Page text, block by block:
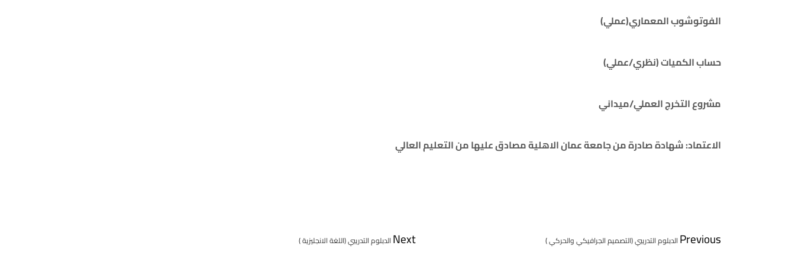
الفوتوشوبالمعماري(عملي)
حساب الكميات (نظري/عملي)
مشروع التخرجالعملي/ميداني
الاعتماد: شهادة صادرة من جامعة عمان الاهلية مصادق عليها من التعليم العالي
Previous الدبلوم التدريبي (التصميم الجرافيكي والحركي ) Next الدبلوم التدريبي (اللغة الانجليزية )